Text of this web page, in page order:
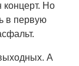
концерт. Но
в первую
А